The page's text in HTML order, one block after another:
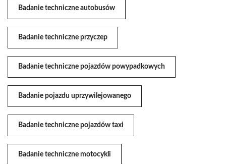
Badanie techniczne autobusów
Badanie techniczne przyczep
Badanie techniczne pojazdów powypadkowych
Badanie pojazdu uprzywilejowanego
Badanie techniczne pojazdów taxi
Badanie techniczne motocykli